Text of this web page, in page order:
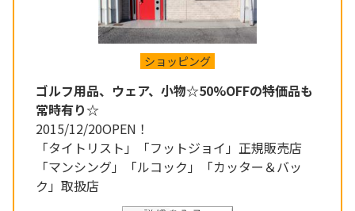
ショッピング
ゴルフ用品、ウェア、小物☆50%OFFの特価品も
常時有り☆
2015/12/20OPEN！
「タイトリスト」「フットジョイ」正規販売店
「マンシング」「ルコック」「カッター＆バッ
ク」取扱店